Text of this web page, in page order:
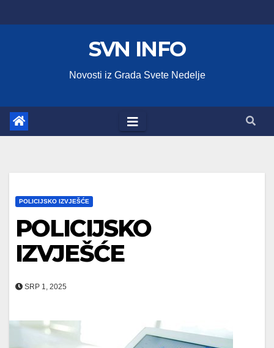
to
SVN INFO
Novosti iz Grada Svete Nedelje
POLICIJSKO IZVJEŠĆE
POLICIJSKO
IZVJEŠĆE
SRP 1, 2025